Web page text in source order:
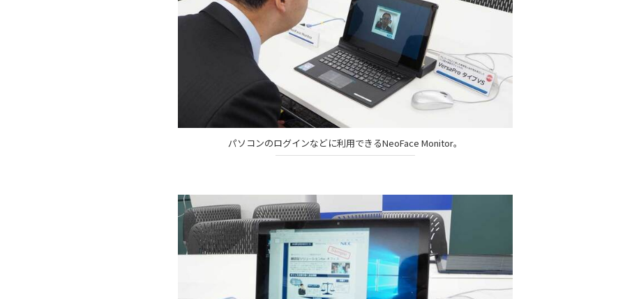
パソコンのログインなどに利用できるNeoFace Monitor。